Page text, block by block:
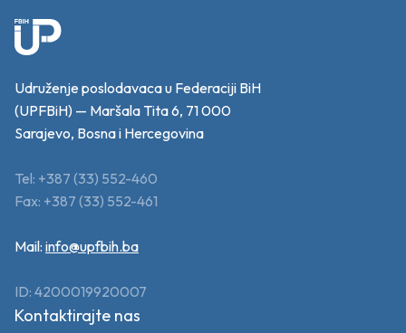
Udruženje poslodavaca u Federaciji BiH
(UPFBiH) — Maršala Tita 6, 71 000
Sarajevo, Bosna i Hercegovina
Tel: +387 (33) 552-460
Fax: +387 (33) 552-461
Mail: info@upfbih.ba
ID: 4200019920007
Kontaktirajte nas